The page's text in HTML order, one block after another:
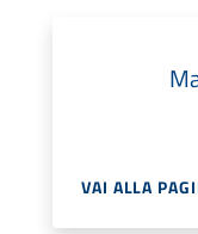
VAI ALLA